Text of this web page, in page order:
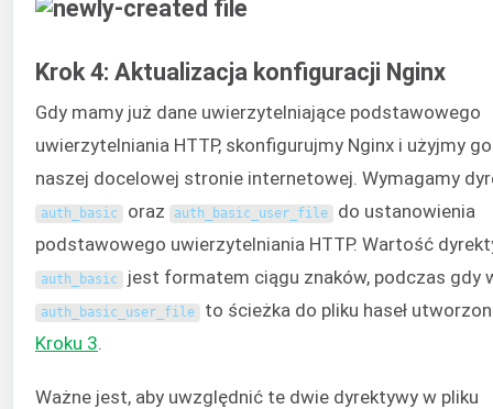
Krok 4: Aktualizacja konfiguracji Nginx
Gdy mamy już dane uwierzytelniające podstawowego
uwierzytelniania HTTP, skonfigurujmy Nginx i użyjmy
naszej docelowej stronie internetowej. Wymagamy
auth_basic oraz auth_basic_user_file
do ustanowienia
podstawowego uwierzytelniania HTTP. Wartość
auth_basic jest formatem ciągu znaków, podczas gdy
auth_basic_user_file to ścieżka do pliku haseł
Kroku 3.
Ważne jest, aby uwzględnić te dwie dyrektywy w pliku